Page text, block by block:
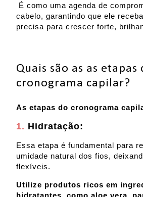
É como uma agenda de
cabelo, garantindo que ele
precisa para crescer forte,
Quais são as as etapas
cronograma capilar?
As etapas do cronograma
1. Hidratação:
Essa etapa é fundamental para
umidade natural dos fios,
flexíveis.
Utilize produtos ricos em